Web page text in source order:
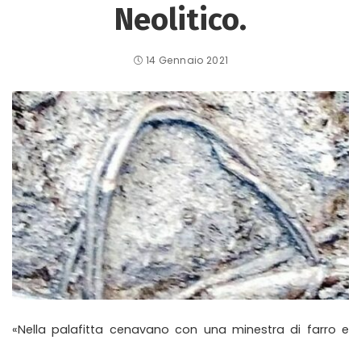
Neolitico.
14 Gennaio 2021
«Nella palafitta cenavano con una minestra di farro e